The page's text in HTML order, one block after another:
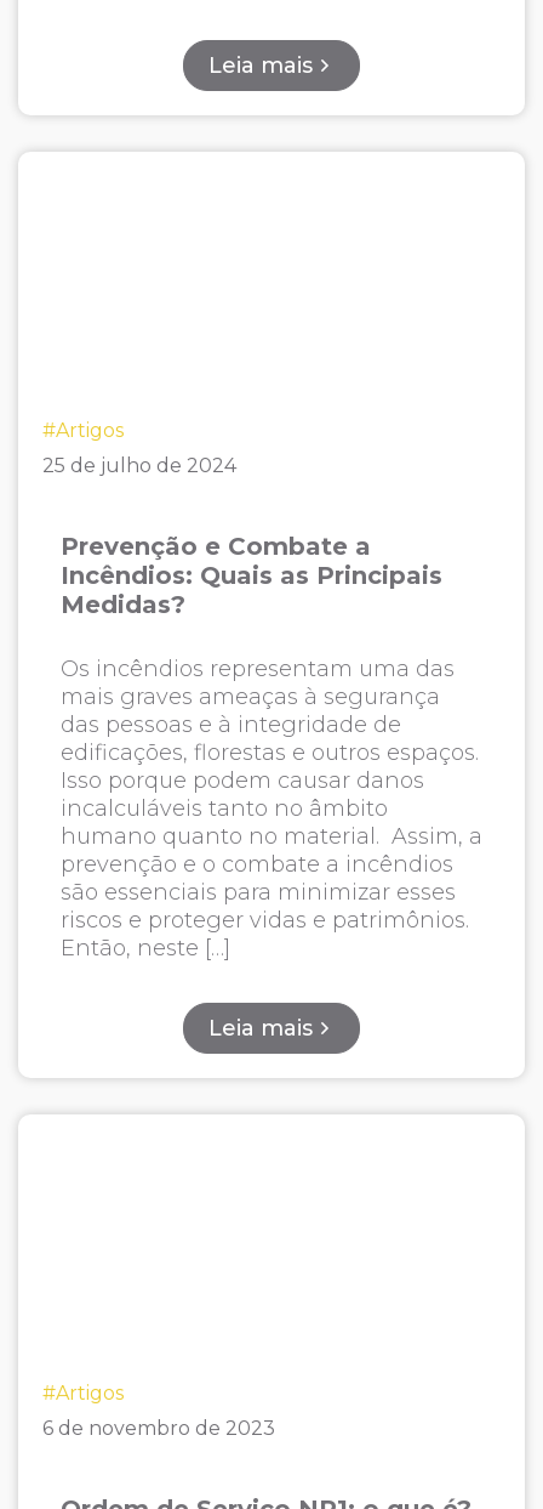
Leia mais
#Artigos
25 de julho de 2024
Prevenção e Combate a
Incêndios: Quais as Principais
Medidas?
Os incêndios representam uma das
mais graves ameaças à segurança
das pessoas e à integridade de
edificações, florestas e outros espaços.
Isso porque podem causar danos
incalculáveis tanto no âmbito
humano quanto no material. Assim, a
prevenção e o combate a incêndios
são essenciais para minimizar esses
riscos e proteger vidas e patrimônios.
Então, neste […]
Leia mais
#Artigos
6 de novembro de 2023